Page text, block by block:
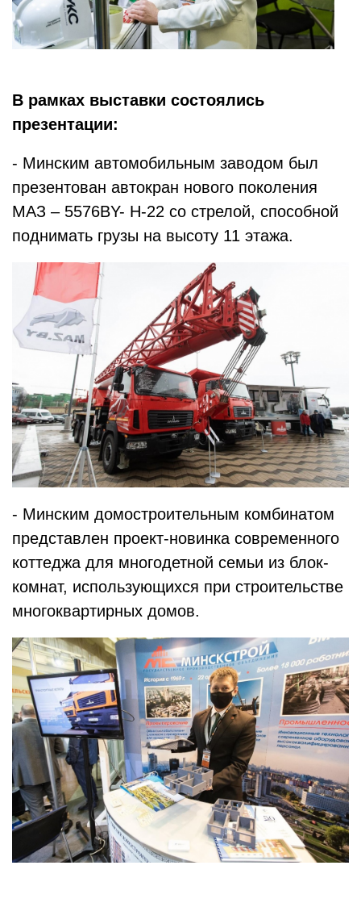
В рамках выставки состоялись
презентации:
- Минским автомобильным заводом был
презентован автокран нового поколения
МАЗ – 5576BY- H-22 со стрелой, способной
поднимать грузы на высоту 11 этажа.
- Минским домостроительным комбинатом
представлен проект-новинка современного
коттеджа для многодетной семьи из блок-
комнат, использующихся при строительстве
многоквартирных домов.